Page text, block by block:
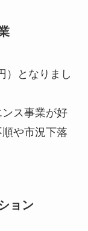
）となりまし
ス事業が好
や市況下落
ョン